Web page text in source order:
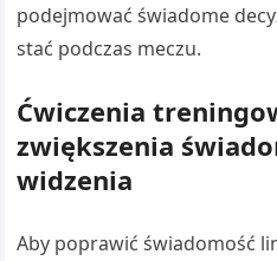
podejmować świadome
stać podczas meczu.
Ćwiczenia
zwiększenia
widzenia
Aby poprawić świadomość